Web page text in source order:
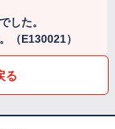
した。
（E130021）
る